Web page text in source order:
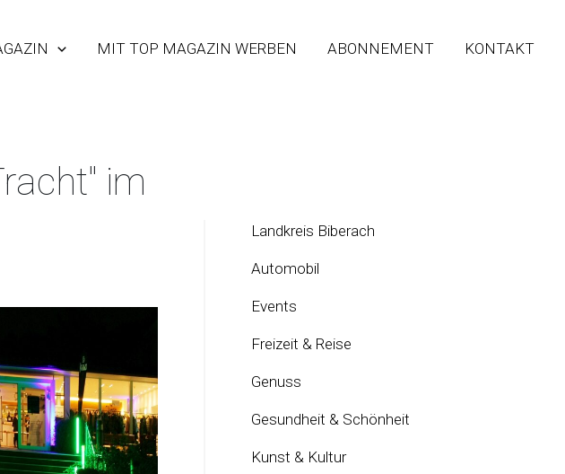
MIT TOP MAGAZIN WERBEN ABONNEMENT KONTAKT
im
Landkreis Biberach
Automobil
Events
Freizeit & Reise
Genuss
Gesundheit & Schönheit
Kunst & Kultur